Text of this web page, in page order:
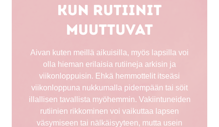
Kun rutiinit
muuttuvat
Aivan kuten meillä aikuisilla, myös lapsilla voi
olla hieman erilaisia ​​rutiineja arkisin ja
viikonloppuisin. Ehkä hemmottelit itseäsi
viikonloppuna nukkumalla pidempään tai söit
illallisen tavallista myöhemmin. Vakiintuneiden
rutiinien rikkominen voi vaikuttaa lapsen
väsymiseen tai nälkäisyyteen, mutta usein